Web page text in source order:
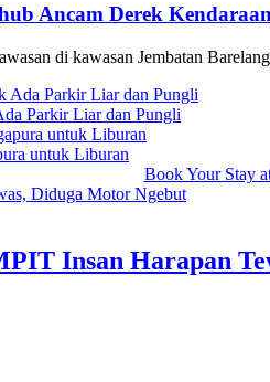
Ancam Derek
di kawasan Jembatan
Parkir Liar dan Pungli
untuk Liburan
Insan Harapan